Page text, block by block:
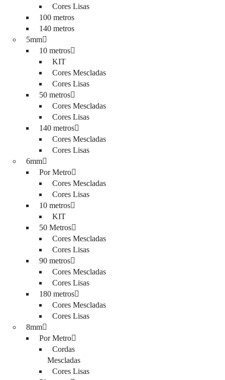
Cores Lisas
100 metros
140 metros
5mm
10 metros
KIT
Cores Mescladas
Cores Lisas
50 metros
Cores Mescladas
Cores Lisas
140 metros
Cores Mescladas
Cores Lisas
6mm
Por Metro
Cores Mescladas
Cores Lisas
10 metros
KIT
50 Metros
Cores Mescladas
Cores Lisas
90 metros
Cores Mescladas
Cores Lisas
180 metros
Cores Mescladas
Cores Lisas
8mm
Por Metro
Cordas
Mescladas
Cores Lisas